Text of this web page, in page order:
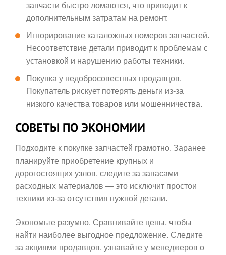
запчасти быстро ломаются, что приводит к
дополнительным затратам на ремонт.
Игнорирование каталожных номеров запчастей.
Несоответствие детали приводит к проблемам с
установкой и нарушению работы техники.
Покупка у недобросовестных продавцов.
Покупатель рискует потерять деньги из-за
низкого качества товаров или мошенничества.
СОВЕТЫ ПО ЭКОНОМИИ
Подходите к покупке запчастей грамотно. Заранее
планируйте приобретение крупных и
дорогостоящих узлов, следите за запасами
расходных материалов — это исключит простои
техники из-за отсутствия нужной детали.
Экономьте разумно. Сравнивайте цены, чтобы
найти наиболее выгодное предложение. Следите
за акциями продавцов, узнавайте у менеджеров о